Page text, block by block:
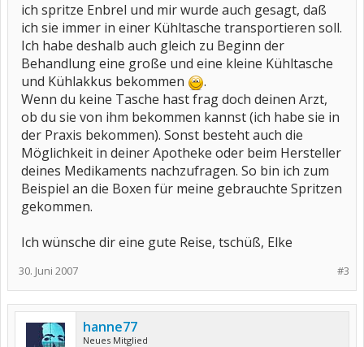
ich spritze Enbrel und mir wurde auch gesagt, daß
ich sie immer in einer Kühltasche transportieren soll.
Ich habe deshalb auch gleich zu Beginn der
Behandlung eine große und eine kleine Kühltasche
und Kühlakkus bekommen
.
Wenn du keine Tasche hast frag doch deinen Arzt,
ob du sie von ihm bekommen kannst (ich habe sie in
der Praxis bekommen). Sonst besteht auch die
Möglichkeit in deiner Apotheke oder beim Hersteller
deines Medikaments nachzufragen. So bin ich zum
Beispiel an die Boxen für meine gebrauchte Spritzen
gekommen.
Ich wünsche dir eine gute Reise, tschüß, Elke
#3
30. Juni 2007
hanne77
Neues Mitglied